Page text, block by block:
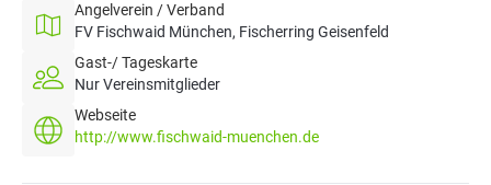
Angelverein / Verband
FV Fischwaid München, Fischerring Geisenfeld
Gast-/ Tageskarte
Nur Vereinsmitglieder
Webseite
http://www.fischwaid-muenchen.de